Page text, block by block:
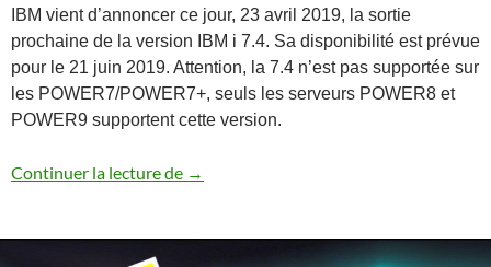
IBM vient d’annoncer ce jour, 23 avril 2019, la sortie
prochaine de la version IBM i 7.4. Sa disponibilité est prévue
pour le 21 juin 2019. Attention, la 7.4 n’est pas supportée sur
les POWER7/POWER7+, seuls les serveurs POWER8 et
POWER9 supportent cette version.
Continuer la lecture de Annonce IBM i 7.4
→